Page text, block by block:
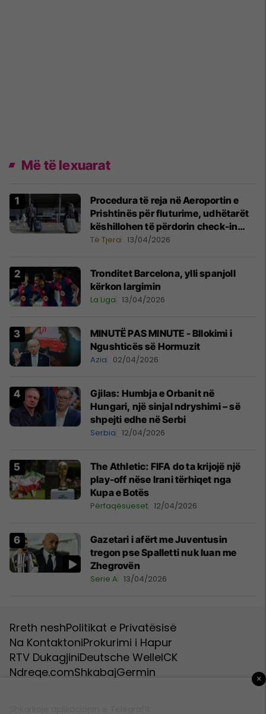
Më të lexuarat
Procedura të reja në Aeroportin e
Prishtinës për fluturime, udhëtarët
këshillohen të përdorin check-in
online
Të Tjera 13/04/2026
Tronditet Barcelona, ylli spanjoll
kërkon largimin
La Liga 13/04/2026
MINUTË PAS MINUTE - Bllokimi i
Ngushticës së Hormuzit
Azia 02/04/2026
Gjilas: Humbja e Orbanit në
Hungari, një sinjal ndryshimi – së
shpejti edhe në Serbi
Serbia 12/04/2026
The Athletic: FIFA do ta krijojë një
play-off nëse Irani tërhiqet nga
Kupa e Botës
Përfaqësueset 12/04/2026
Gazetari i afërt me Juventusin
tregon pse Spalletti nuk luan me
Zhegrovën
Serie A 13/04/2026
Rreth neshPolitikat e Privatësisë
Na KontaktoniProkurimi i Hapur
RTV DukagjiniDeutsche WelleICK
Ndreqe.comShkabajGermin ×